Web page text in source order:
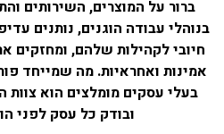
ברור על המוצרים, השירותים
בנוהלי עבודה הוגנים, נותנים
חיובי לקהילות שלהם, ומחזקים
אמינות ואחראיות. מה שמייחד
בעלי עסקים מומלצים הוא
ובודק כל עסק לפני